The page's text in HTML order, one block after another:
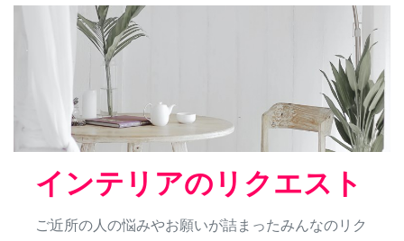
インテリアのリクエスト
ご近所の人の悩みやお願いが詰まったみんなのリク